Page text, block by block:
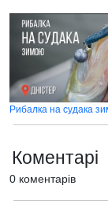
Коментарі
0 коментарів